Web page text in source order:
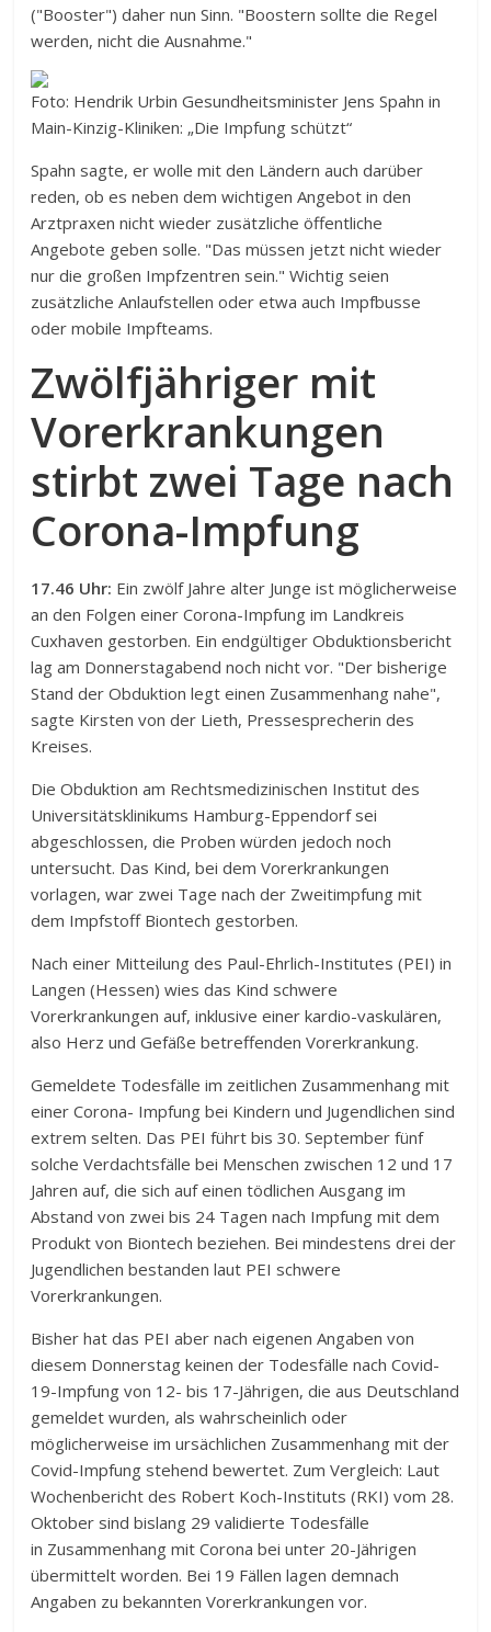
("Booster") daher nun Sinn. "Boostern sollte die Regel
werden, nicht die Ausnahme."
Foto: Hendrik Urbin Gesundheitsminister Jens Spahn in
Main-Kinzig-Kliniken: „Die Impfung schützt“
Spahn sagte, er wolle mit den Ländern auch darüber
reden, ob es neben dem wichtigen Angebot in den
Arztpraxen nicht wieder zusätzliche öffentliche
Angebote geben solle. "Das müssen jetzt nicht wieder
nur die großen Impfzentren sein." Wichtig seien
zusätzliche Anlaufstellen oder etwa auch Impfbusse
oder mobile Impfteams.
Zwölfjähriger mit
Vorerkrankungen
stirbt zwei Tage nach
Corona-Impfung
17.46 Uhr: Ein zwölf Jahre alter Junge ist möglicherweise
an den Folgen einer Corona-Impfung im Landkreis
Cuxhaven gestorben. Ein endgültiger Obduktionsbericht
lag am Donnerstagabend noch nicht vor. "Der bisherige
Stand der Obduktion legt einen Zusammenhang nahe",
sagte Kirsten von der Lieth, Pressesprecherin des
Kreises.
Die Obduktion am Rechtsmedizinischen Institut des
Universitätsklinikums Hamburg-Eppendorf sei
abgeschlossen, die Proben würden jedoch noch
untersucht. Das Kind, bei dem Vorerkrankungen
vorlagen, war zwei Tage nach der Zweitimpfung mit
dem Impfstoff Biontech gestorben.
Nach einer Mitteilung des Paul-Ehrlich-Institutes (PEI) in
Langen (Hessen) wies das Kind schwere
Vorerkrankungen auf, inklusive einer kardio-vaskulären,
also Herz und Gefäße betreffenden Vorerkrankung.
Gemeldete Todesfälle im zeitlichen Zusammenhang mit
einer Corona- Impfung bei Kindern und Jugendlichen sind
extrem selten. Das PEI führt bis 30. September fünf
solche Verdachtsfälle bei Menschen zwischen 12 und 17
Jahren auf, die sich auf einen tödlichen Ausgang im
Abstand von zwei bis 24 Tagen nach Impfung mit dem
Produkt von Biontech beziehen. Bei mindestens drei der
Jugendlichen bestanden laut PEI schwere
Vorerkrankungen.
Bisher hat das PEI aber nach eigenen Angaben von
diesem Donnerstag keinen der Todesfälle nach Covid-
19-Impfung von 12- bis 17-Jährigen, die aus Deutschland
gemeldet wurden, als wahrscheinlich oder
möglicherweise im ursächlichen Zusammenhang mit der
Covid-Impfung stehend bewertet. Zum Vergleich: Laut
Wochenbericht des Robert Koch-Instituts (RKI) vom 28.
Oktober sind bislang 29 validierte Todesfälle
in Zusammenhang mit Corona bei unter 20-Jährigen
übermittelt worden. Bei 19 Fällen lagen demnach
Angaben zu bekannten Vorerkrankungen vor.